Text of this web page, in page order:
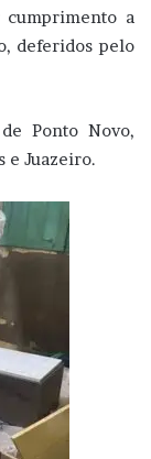
cumprimento a
deferidos pelo
Ponto Novo,
e Juazeiro.